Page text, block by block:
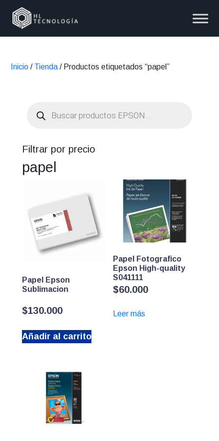
Inicio / Tienda / Productos etiquetados “papel”
productos
Filtrar por precio
papel
Papel Epson
Sublimacion
$130.000
Añadir al carrito
Papel Fotografico
Epson High-quality
S041111
$60.000
Leer más